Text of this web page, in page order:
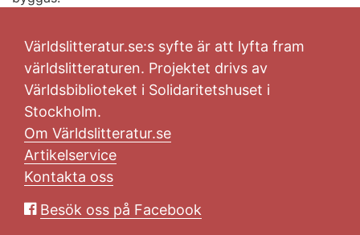
Världslitteratur.se:s syfte är att lyfta fram
världslitteraturen. Projektet drivs av
Världsbiblioteket i Solidaritetshuset i
Stockholm.
Om Världslitteratur.se
Artikelservice
Kontakta oss
Besök oss på Facebook